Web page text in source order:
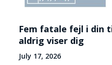
Fem fatale fejl i din
aldrig viser dig
July 17, 2026